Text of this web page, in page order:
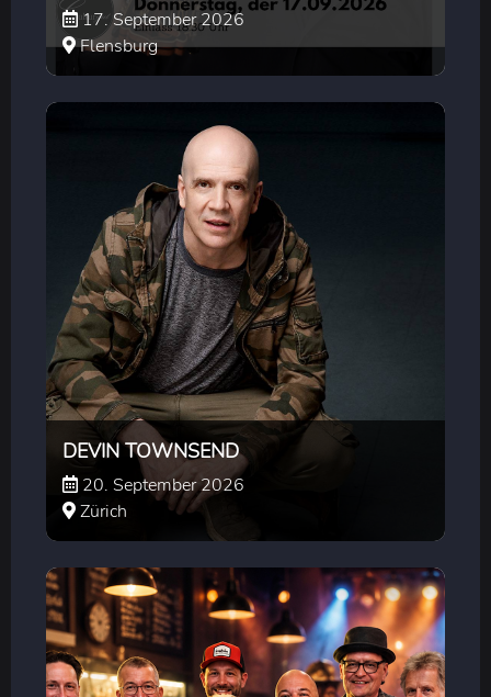
17. September 2026
Flensburg
DEVIN TOWNSEND
20. September 2026
Zürich